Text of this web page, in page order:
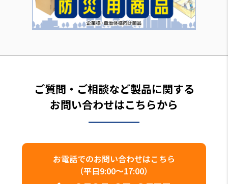
ご質問・ご相談など製品に関する
お問い合わせはこちらから
お電話でのお問い合わせはこちら
（平日9:00～17:00）